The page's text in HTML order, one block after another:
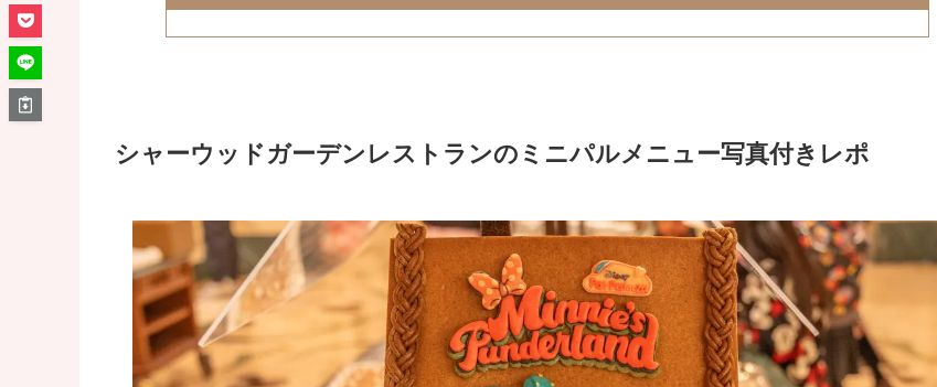
シャーウッドガーデンレストランのミニパルメニュー写真付きレポ